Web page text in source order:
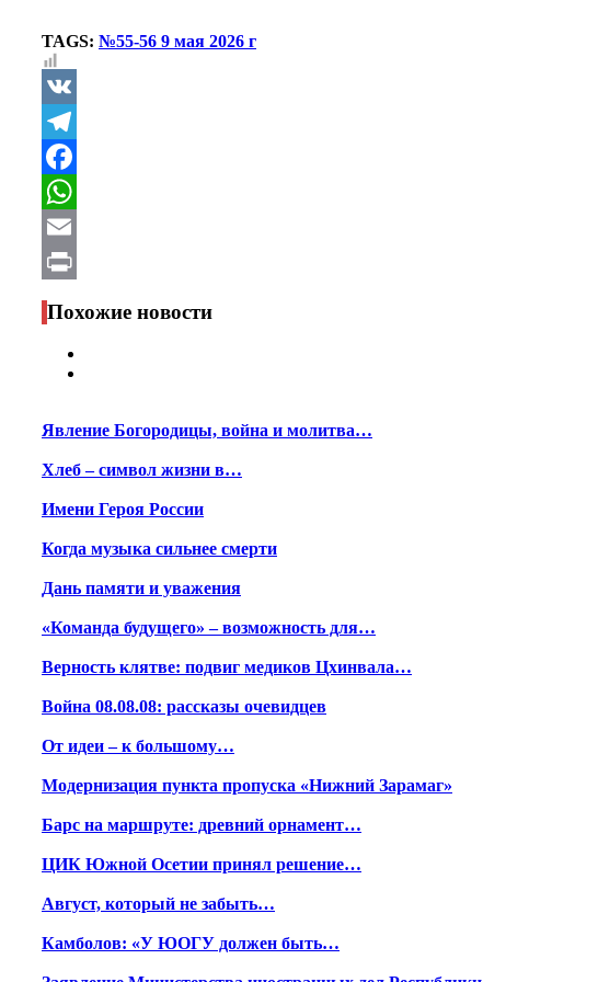
TAGS: №55-56 9 мая 2026 г
VK
Telegram
Facebook
WhatsApp
Email
Print
Похожие новости
Явление Богородицы, война и молитва…
Хлеб – символ жизни в…
Имени Героя России
Когда музыка сильнее смерти
Дань памяти и уважения
«Команда будущего» – возможность для…
Верность клятве: подвиг медиков Цхинвала…
Война 08.08.08: рассказы очевидцев
От идеи – к большому…
Модернизация пункта пропуска «Нижний Зарамаг»
Барс на маршруте: древний орнамент…
ЦИК Южной Осетии принял решение…
Август, который не забыть…
Камболов: «У ЮОГУ должен быть…